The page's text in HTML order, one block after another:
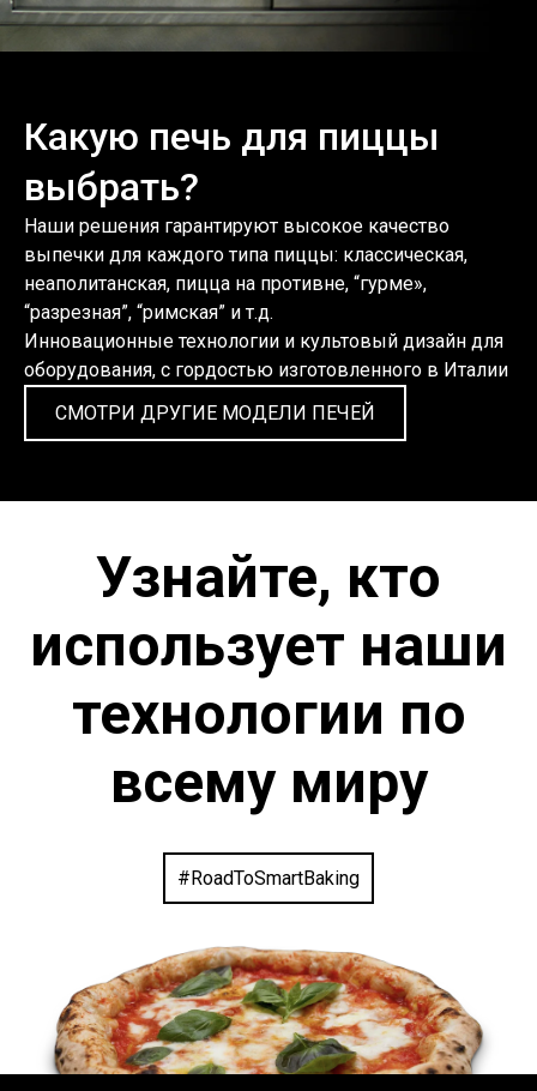
Какую печь для пиццы
выбрать?
Наши решения гарантируют высокое качество
выпечки для каждого типа пиццы: классическая,
неаполитанская, пицца на противне, “гурме»,
“разрезная”, “римская” и т.д.
Инновационные технологии и культовый дизайн для
оборудования, с гордостью изготовленного в Италии
СМОТРИ ДРУГИЕ МОДЕЛИ ПЕЧЕЙ
Узнайте, кто
использует наши
технологии по
всему миру
#RoadToSmartBaking